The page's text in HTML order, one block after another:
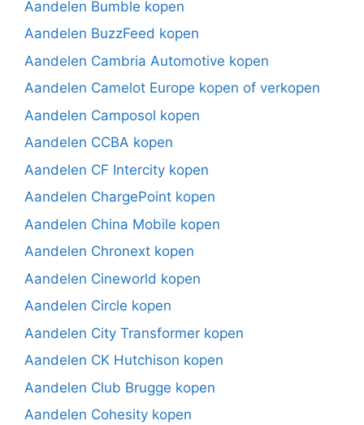
Aandelen Bumble kopen
Aandelen BuzzFeed kopen
Aandelen Cambria Automotive kopen
Aandelen Camelot Europe kopen of verkopen
Aandelen Camposol kopen
Aandelen CCBA kopen
Aandelen CF Intercity kopen
Aandelen ChargePoint kopen
Aandelen China Mobile kopen
Aandelen Chronext kopen
Aandelen Cineworld kopen
Aandelen Circle kopen
Aandelen City Transformer kopen
Aandelen CK Hutchison kopen
Aandelen Club Brugge kopen
Aandelen Cohesity kopen